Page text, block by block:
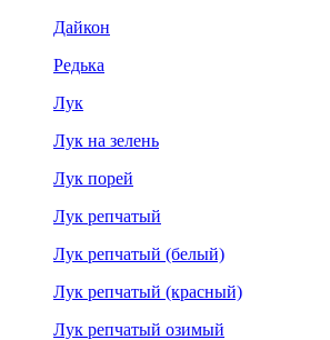
Дайкон
Редька
Лук
Лук на зелень
Лук порей
Лук репчатый
Лук репчатый (белый)
Лук репчатый (красный)
Лук репчатый озимый